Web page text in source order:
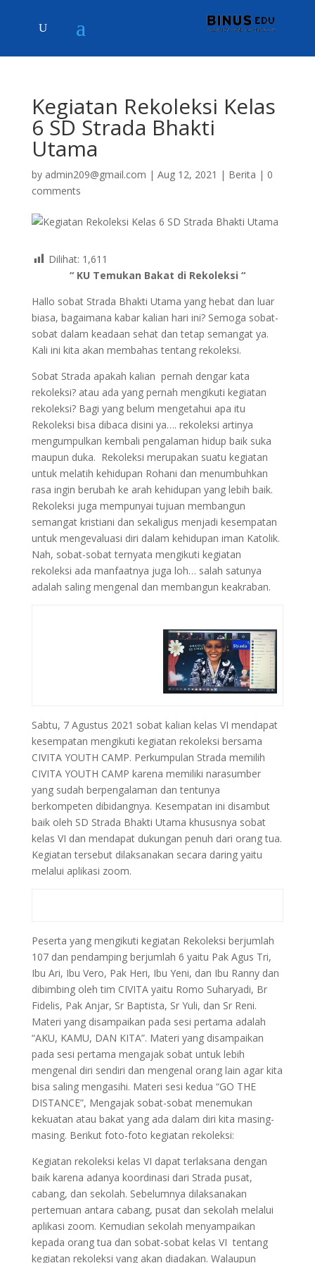
Kegiatan Rekoleksi Kelas
6 SD Strada Bhakti
Utama
by admin209@gmail.com | Aug 12, 2021 | Berita | 0
comments
Dilihat: 1,611
“ KU Temukan Bakat di Rekoleksi “
Hallo sobat Strada Bhakti Utama yang hebat dan luar
biasa, bagaimana kabar kalian hari ini? Semoga sobat-
sobat dalam keadaan sehat dan tetap semangat ya.
Kali ini kita akan membahas tentang rekoleksi.
Sobat Strada apakah kalian pernah dengar kata
rekoleksi? atau ada yang pernah mengikuti kegiatan
rekoleksi? Bagi yang belum mengetahui apa itu
Rekoleksi bisa dibaca disini ya…. rekoleksi artinya
mengumpulkan kembali pengalaman hidup baik suka
maupun duka. Rekoleksi merupakan suatu kegiatan
untuk melatih kehidupan Rohani dan menumbuhkan
rasa ingin berubah ke arah kehidupan yang lebih baik.
Rekoleksi juga mempunyai tujuan membangun
semangat kristiani dan sekaligus menjadi kesempatan
untuk mengevaluasi diri dalam kehidupan iman Katolik.
Nah, sobat-sobat ternyata mengikuti kegiatan
rekoleksi ada manfaatnya juga loh… salah satunya
adalah saling mengenal dan membangun keakraban.
Sabtu, 7 Agustus 2021 sobat kalian kelas VI mendapat
kesempatan mengikuti kegiatan rekoleksi bersama
CIVITA YOUTH CAMP. Perkumpulan Strada memilih
CIVITA YOUTH CAMP karena memiliki narasumber
yang sudah berpengalaman dan tentunya
berkompeten dibidangnya. Kesempatan ini disambut
baik oleh SD Strada Bhakti Utama khususnya sobat
kelas VI dan mendapat dukungan penuh dari orang tua.
Kegiatan tersebut dilaksanakan secara daring yaitu
melalui aplikasi zoom.
Peserta yang mengikuti kegiatan Rekoleksi berjumlah
107 dan pendamping berjumlah 6 yaitu Pak Agus Tri,
Ibu Ari, Ibu Vero, Pak Heri, Ibu Yeni, dan Ibu Ranny dan
dibimbing oleh tim CIVITA yaitu Romo Suharyadi, Br
Fidelis, Pak Anjar, Sr Baptista, Sr Yuli, dan Sr Reni.
Materi yang disampaikan pada sesi pertama adalah
“AKU, KAMU, DAN KITA”. Materi yang disampaikan
pada sesi pertama mengajak sobat untuk lebih
mengenal diri sendiri dan mengenal orang lain agar kita
bisa saling mengasihi. Materi sesi kedua “GO THE
DISTANCE”, Mengajak sobat-sobat menemukan
kekuatan atau bakat yang ada dalam diri kita masing-
masing. Berikut foto-foto kegiatan rekoleksi:
Kegiatan rekoleksi kelas VI dapat terlaksana dengan
baik karena adanya koordinasi dari Strada pusat,
cabang, dan sekolah. Sebelumnya dilaksanakan
pertemuan antara cabang, pusat dan sekolah melalui
aplikasi zoom. Kemudian sekolah menyampaikan
kepada orang tua dan sobat-sobat kelas VI tentang
kegiatan rekoleksi yang akan diadakan. Walaupun